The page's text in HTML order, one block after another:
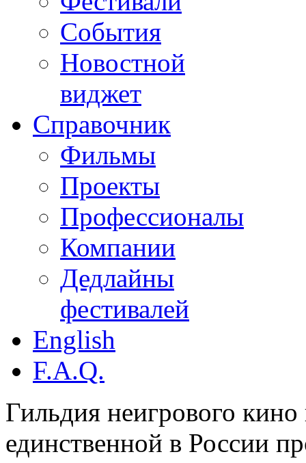
События
Новостной
виджет
Справочник
Фильмы
Проекты
Профессионалы
Компании
Дедлайны
фестивалей
English
F.A.Q.
Гильдия неигрового кино
единственной в России